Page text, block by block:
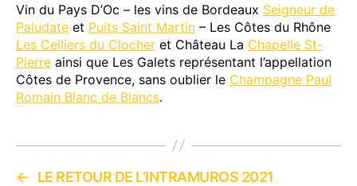
Vin du Pays D’Oc – les vins de Bordeaux Seigneur de
Paludate et Puits Saint Martin – Les Côtes du Rhône
Les Celliers du Clocher et Château La Chapelle St-
Pierre ainsi que Les Galets représentant l’appellation
Côtes de Provence, sans oublier le Champagne Paul
Romain Blanc de Blancs.
←
LE RETOUR DE L’INTRAMUROS 2021